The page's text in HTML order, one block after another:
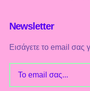
Newsletter
Εισάγετε το email σας